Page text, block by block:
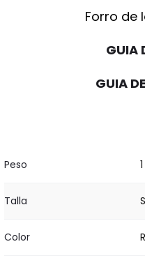
Forro de
GUIA
GUIA
Peso
Talla
Color